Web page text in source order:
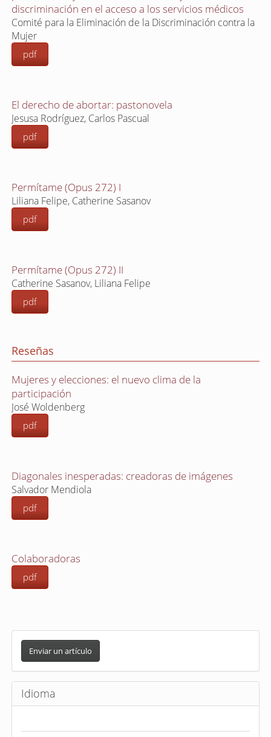
discriminación en el acceso a los servicios médicos
Comité para la Eliminación de la Discriminación contra la
Mujer
pdf
El derecho de abortar: pastonovela
Jesusa Rodríguez, Carlos Pascual
pdf
Permítame (Opus 272) I
Liliana Felipe, Catherine Sasanov
pdf
Permítame (Opus 272) II
Catherine Sasanov, Liliana Felipe
pdf
Reseñas
Mujeres y elecciones: el nuevo clima de la
participación
José Woldenberg
pdf
Diagonales inesperadas: creadoras de imágenes
Salvador Mendiola
pdf
Colaboradoras
pdf
E
v
i
a
Enviar un artículo
Idioma